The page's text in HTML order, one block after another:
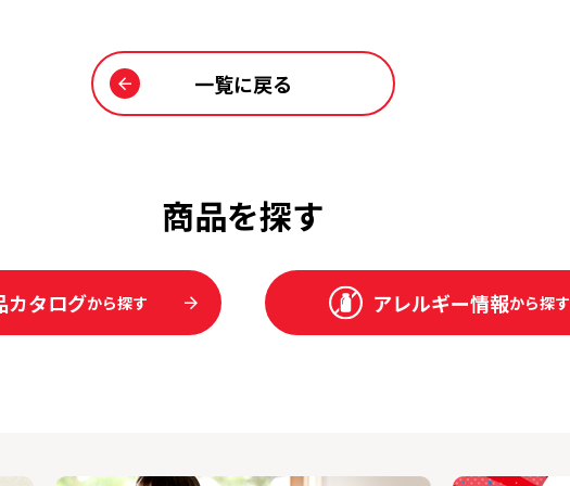
一覧に戻る
商品を探す
カタログから探す アレルギー情報から探す